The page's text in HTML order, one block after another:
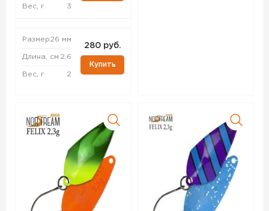
Вес, г 3
Размер26 мм
Длина, см 2.6
Вес, г 2
280 руб.
Купить